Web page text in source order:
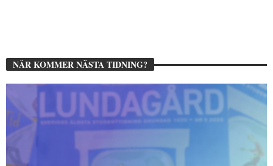
NÄR KOMMER NÄSTA TIDNING?